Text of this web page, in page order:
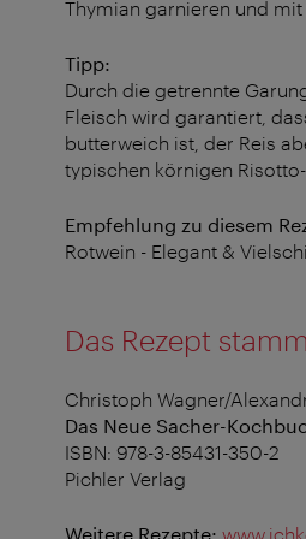
Thymian garnieren und mit
Tipp:
Durch die getrennte
Fleisch wird garantiert,
butterweich ist, der Reis
typischen körnigen Risotto-
Empfehlung zu diesem
Rotwein - Elegant &
Das Rezept
Christoph Wagner/
Das Neue Sacher-
ISBN: 978-3-85431-350-2
Pichler Verlag
Weitere Rezepte: